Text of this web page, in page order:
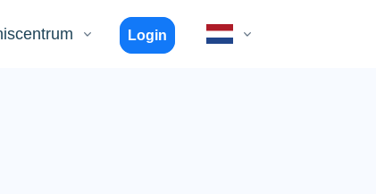
Login